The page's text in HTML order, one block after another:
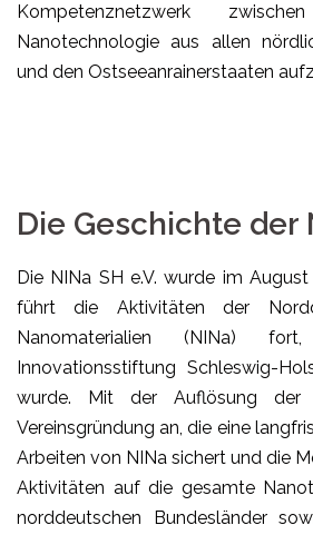
Kompetenznetzwerk
Nanotechnologie aus allen
und den Ostseeanrainerstaaten
Die Geschichte der
Die NINa SH e.V. wurde im
führt die Aktivitäten der
Nanomaterialien (NINa)
Innovationsstiftung Schleswig-
wurde. Mit der Auflösung
Vereinsgründung an, die eine
Arbeiten von NINa sichert und die
Aktivitäten auf die gesamte
norddeutschen Bundesländer